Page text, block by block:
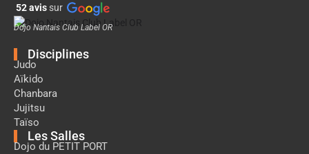
52 avis sur
Dojo Nantais Club Label OR
Disciplines
Judo
Aïkido
Chanbara
Jujitsu
Taïso
Les Salles
Dojo du PETIT PORT